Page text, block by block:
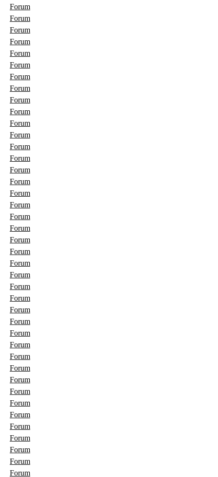
Forum
Forum
Forum
Forum
Forum
Forum
Forum
Forum
Forum
Forum
Forum
Forum
Forum
Forum
Forum
Forum
Forum
Forum
Forum
Forum
Forum
Forum
Forum
Forum
Forum
Forum
Forum
Forum
Forum
Forum
Forum
Forum
Forum
Forum
Forum
Forum
Forum
Forum
Forum
Forum
Forum